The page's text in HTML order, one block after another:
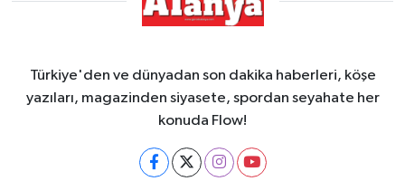
Türkiye'den ve dünyadan son dakika haberleri, köşe
yazıları, magazinden siyasete, spordan seyahate her
konuda Flow!